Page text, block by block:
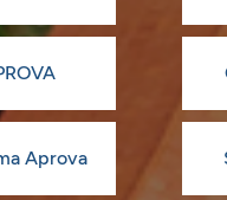
Aprova